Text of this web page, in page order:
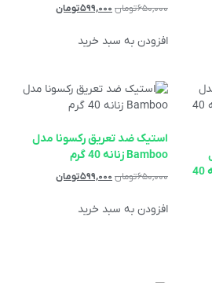
۶۵۰,۰۰۰تومان۵۹۹,۰۰۰تومان
افزودن به سبد خرید
bamboo and Aloe Vera زنانه 40
استیک ضد تعریق رکسونا مدل
Bamboo زنانه 40 گرم
۶۵۰,۰۰۰تومان ۵۹۹,۰۰۰تومان
افزودن به سبد خرید